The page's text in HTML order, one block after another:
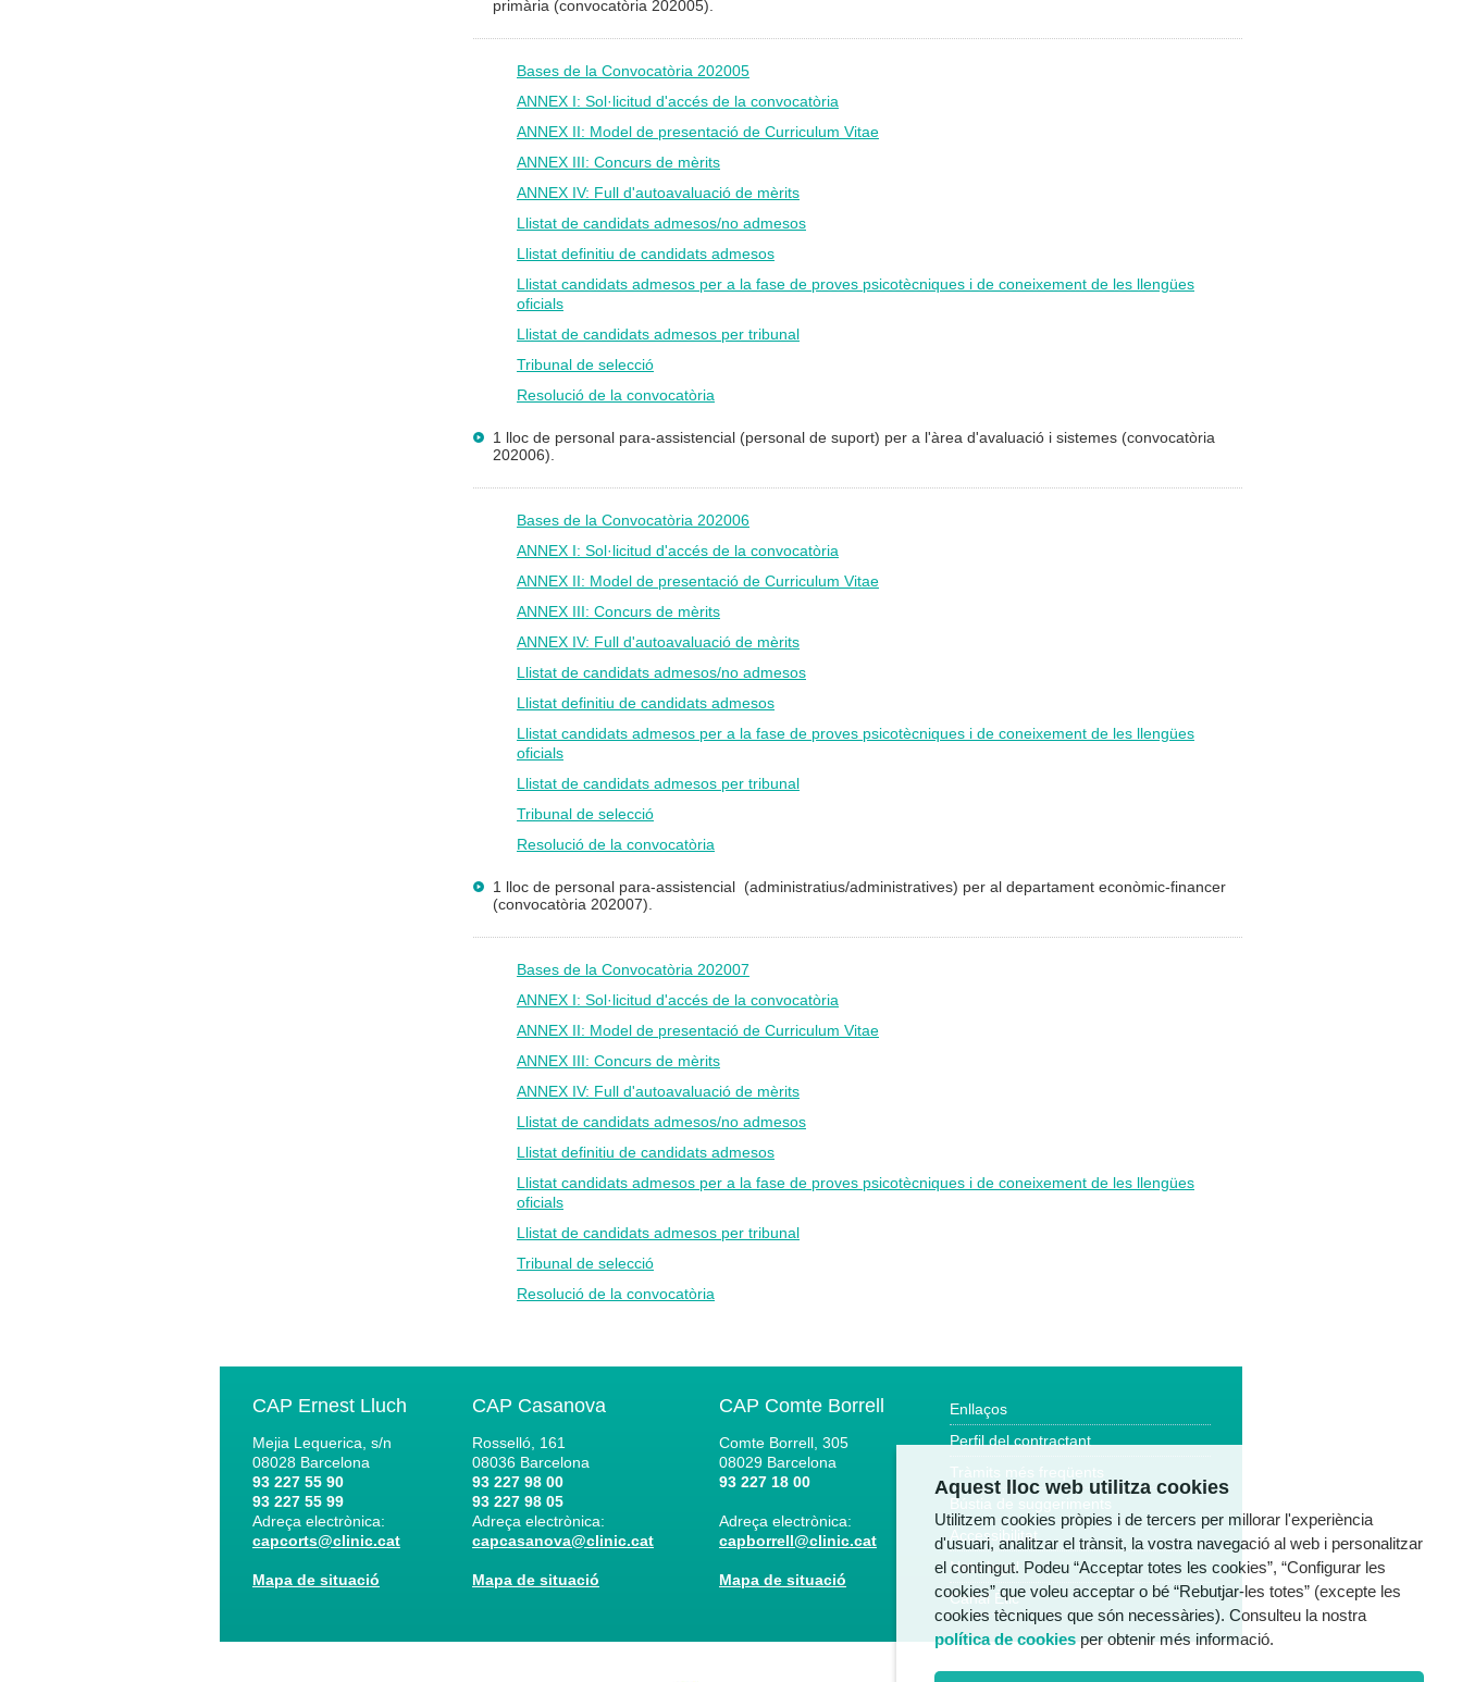
primària (convocatòria 202005).
Bases de la Convocatòria 202005
ANNEX I: Sol·licitud d'accés de la convocatòria
ANNEX II: Model de presentació de Curriculum Vitae
ANNEX III: Concurs de mèrits
ANNEX IV: Full d'autoavaluació de mèrits
Llistat de candidats admesos/no admesos
Llistat definitiu de candidats admesos
Llistat candidats admesos per a la fase de proves psicotècniques i de coneixement de les llengües
oficials
Llistat de candidats admesos per tribunal
Tribunal de selecció
Resolució de la convocatòria
1 lloc de personal para-assistencial (personal de suport) per a l'àrea d'avaluació i sistemes (convocatòria
202006).
Bases de la Convocatòria 202006
ANNEX I: Sol·licitud d'accés de la convocatòria
ANNEX II: Model de presentació de Curriculum Vitae
ANNEX III: Concurs de mèrits
ANNEX IV: Full d'autoavaluació de mèrits
Llistat de candidats admesos/no admesos
Llistat definitiu de candidats admesos
Llistat candidats admesos per a la fase de proves psicotècniques i de coneixement de les llengües
oficials
Llistat de candidats admesos per tribunal
Tribunal de selecció
Resolució de la convocatòria
1 lloc de personal para-assistencial (administratius/administratives) per al departament econòmic-financer
(convocatòria 202007).
Bases de la Convocatòria 202007
ANNEX I: Sol·licitud d'accés de la convocatòria
ANNEX II: Model de presentació de Curriculum Vitae
ANNEX III: Concurs de mèrits
ANNEX IV: Full d'autoavaluació de mèrits
Llistat de candidats admesos/no admesos
Llistat definitiu de candidats admesos
Llistat candidats admesos per a la fase de proves psicotècniques i de coneixement de les llengües
oficials
Llistat de candidats admesos per tribunal
Tribunal de selecció
Resolució de la convocatòria
CAP Ernest Lluch
Mejia Lequerica, s/n
08028 Barcelona
93 227 55 90
93 227 55 99
Adreça electrònica:
capcorts@clinic.cat
Mapa de situació
CAP Casanova
Rosselló, 161
08036 Barcelona
93 227 98 00
93 227 98 05
Adreça electrònica:
capcasanova@clinic.cat
Mapa de situació
CAP Comte Borrell
Comte Borrell, 305
08029 Barcelona
93 227 18 00
Adreça electrònica:
capborrell@clinic.cat
Mapa de situació
Enllaços
Perfil del contractant
Tràmits més freqüents
Bústia de suggeriments
Accessibilitat
Nota legal
Canal Ètic
Aquest lloc web utilitza cookies
Utilitzem cookies pròpies i de tercers per millorar l'experiència
d'usuari, analitzar el trànsit, la vostra navegació al web i personalitzar
el contingut. Podeu “Acceptar totes les cookies”, “Configurar les
cookies” que voleu acceptar o bé “Rebutjar-les totes” (excepte les
cookies tècniques que són necessàries). Consulteu la nostra
política de cookiesper obtenir més informació.